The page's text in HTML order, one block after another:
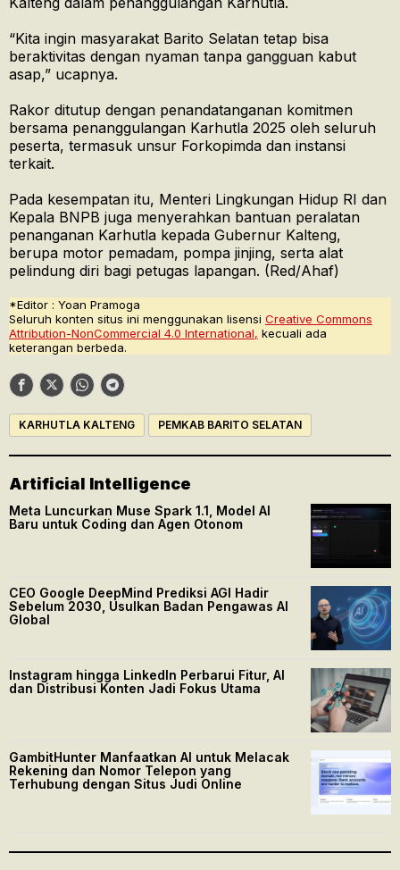
“Kita ingin masyarakat Barito Selatan tetap bisa
beraktivitas dengan nyaman tanpa gangguan kabut
asap,” ucapnya.
Rakor ditutup dengan penandatanganan komitmen
bersama penanggulangan Karhutla 2025 oleh seluruh
peserta, termasuk unsur Forkopimda dan instansi
terkait.
Pada kesempatan itu, Menteri Lingkungan Hidup RI dan
Kepala BNPB juga menyerahkan bantuan peralatan
penanganan Karhutla kepada Gubernur Kalteng,
berupa motor pemadam, pompa jinjing, serta alat
pelindung diri bagi petugas lapangan. (Red/Ahaf)
*Editor : Yoan Pramoga
Seluruh konten situs ini menggunakan lisensi Creative Commons
Attribution-NonCommercial 4.0 International, kecuali ada
keterangan berbeda.
KARHUTLA KALTENG PEMKAB BARITO SELATAN
Artificial Intelligence
Meta Luncurkan Muse Spark 1.1, Model AI
Baru untuk Coding dan Agen Otonom
CEO Google DeepMind Prediksi AGI Hadir
Sebelum 2030, Usulkan Badan Pengawas AI
Global
Instagram hingga LinkedIn Perbarui Fitur, AI
dan Distribusi Konten Jadi Fokus Utama
GambitHunter Manfaatkan AI untuk Melacak
Rekening dan Nomor Telepon yang
Terhubung dengan Situs Judi Online